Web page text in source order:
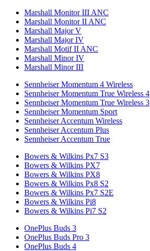
Marshall Monitor III ANC
Marshall Monitor II ANC
Marshall Major V
Marshall Major IV
Marshall Motif II ANC
Marshall Minor IV
Marshall Minor III
Sennheiser Momentum 4 Wireless
Sennheiser Momentum True Wireless 4
Sennheiser Momentum True Wireless 3
Sennheiser Momentum Sport
Sennheiser Accentum Wireless
Sennheiser Accentum Plus
Sennheiser Accentum True
Bowers & Wilkins Px7 S3
Bowers & Wilkins PX7
Bowers & Wilkins PX8
Bowers & Wilkins Px8 S2
Bowers & Wilkins Px7 S2E
Bowers & Wilkins Pi8
Bowers & Wilkins Pi7 S2
OnePlus Buds 3
OnePlus Buds Pro 3
OnePlus Buds 4